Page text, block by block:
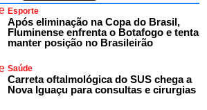
Esporte
Após eliminação na Copa do Brasil,
Fluminense enfrenta o Botafogo e tenta
manter posição no Brasileirão
Saúde
Carreta oftalmológica do SUS chega a
Nova Iguaçu para consultas e cirurgias